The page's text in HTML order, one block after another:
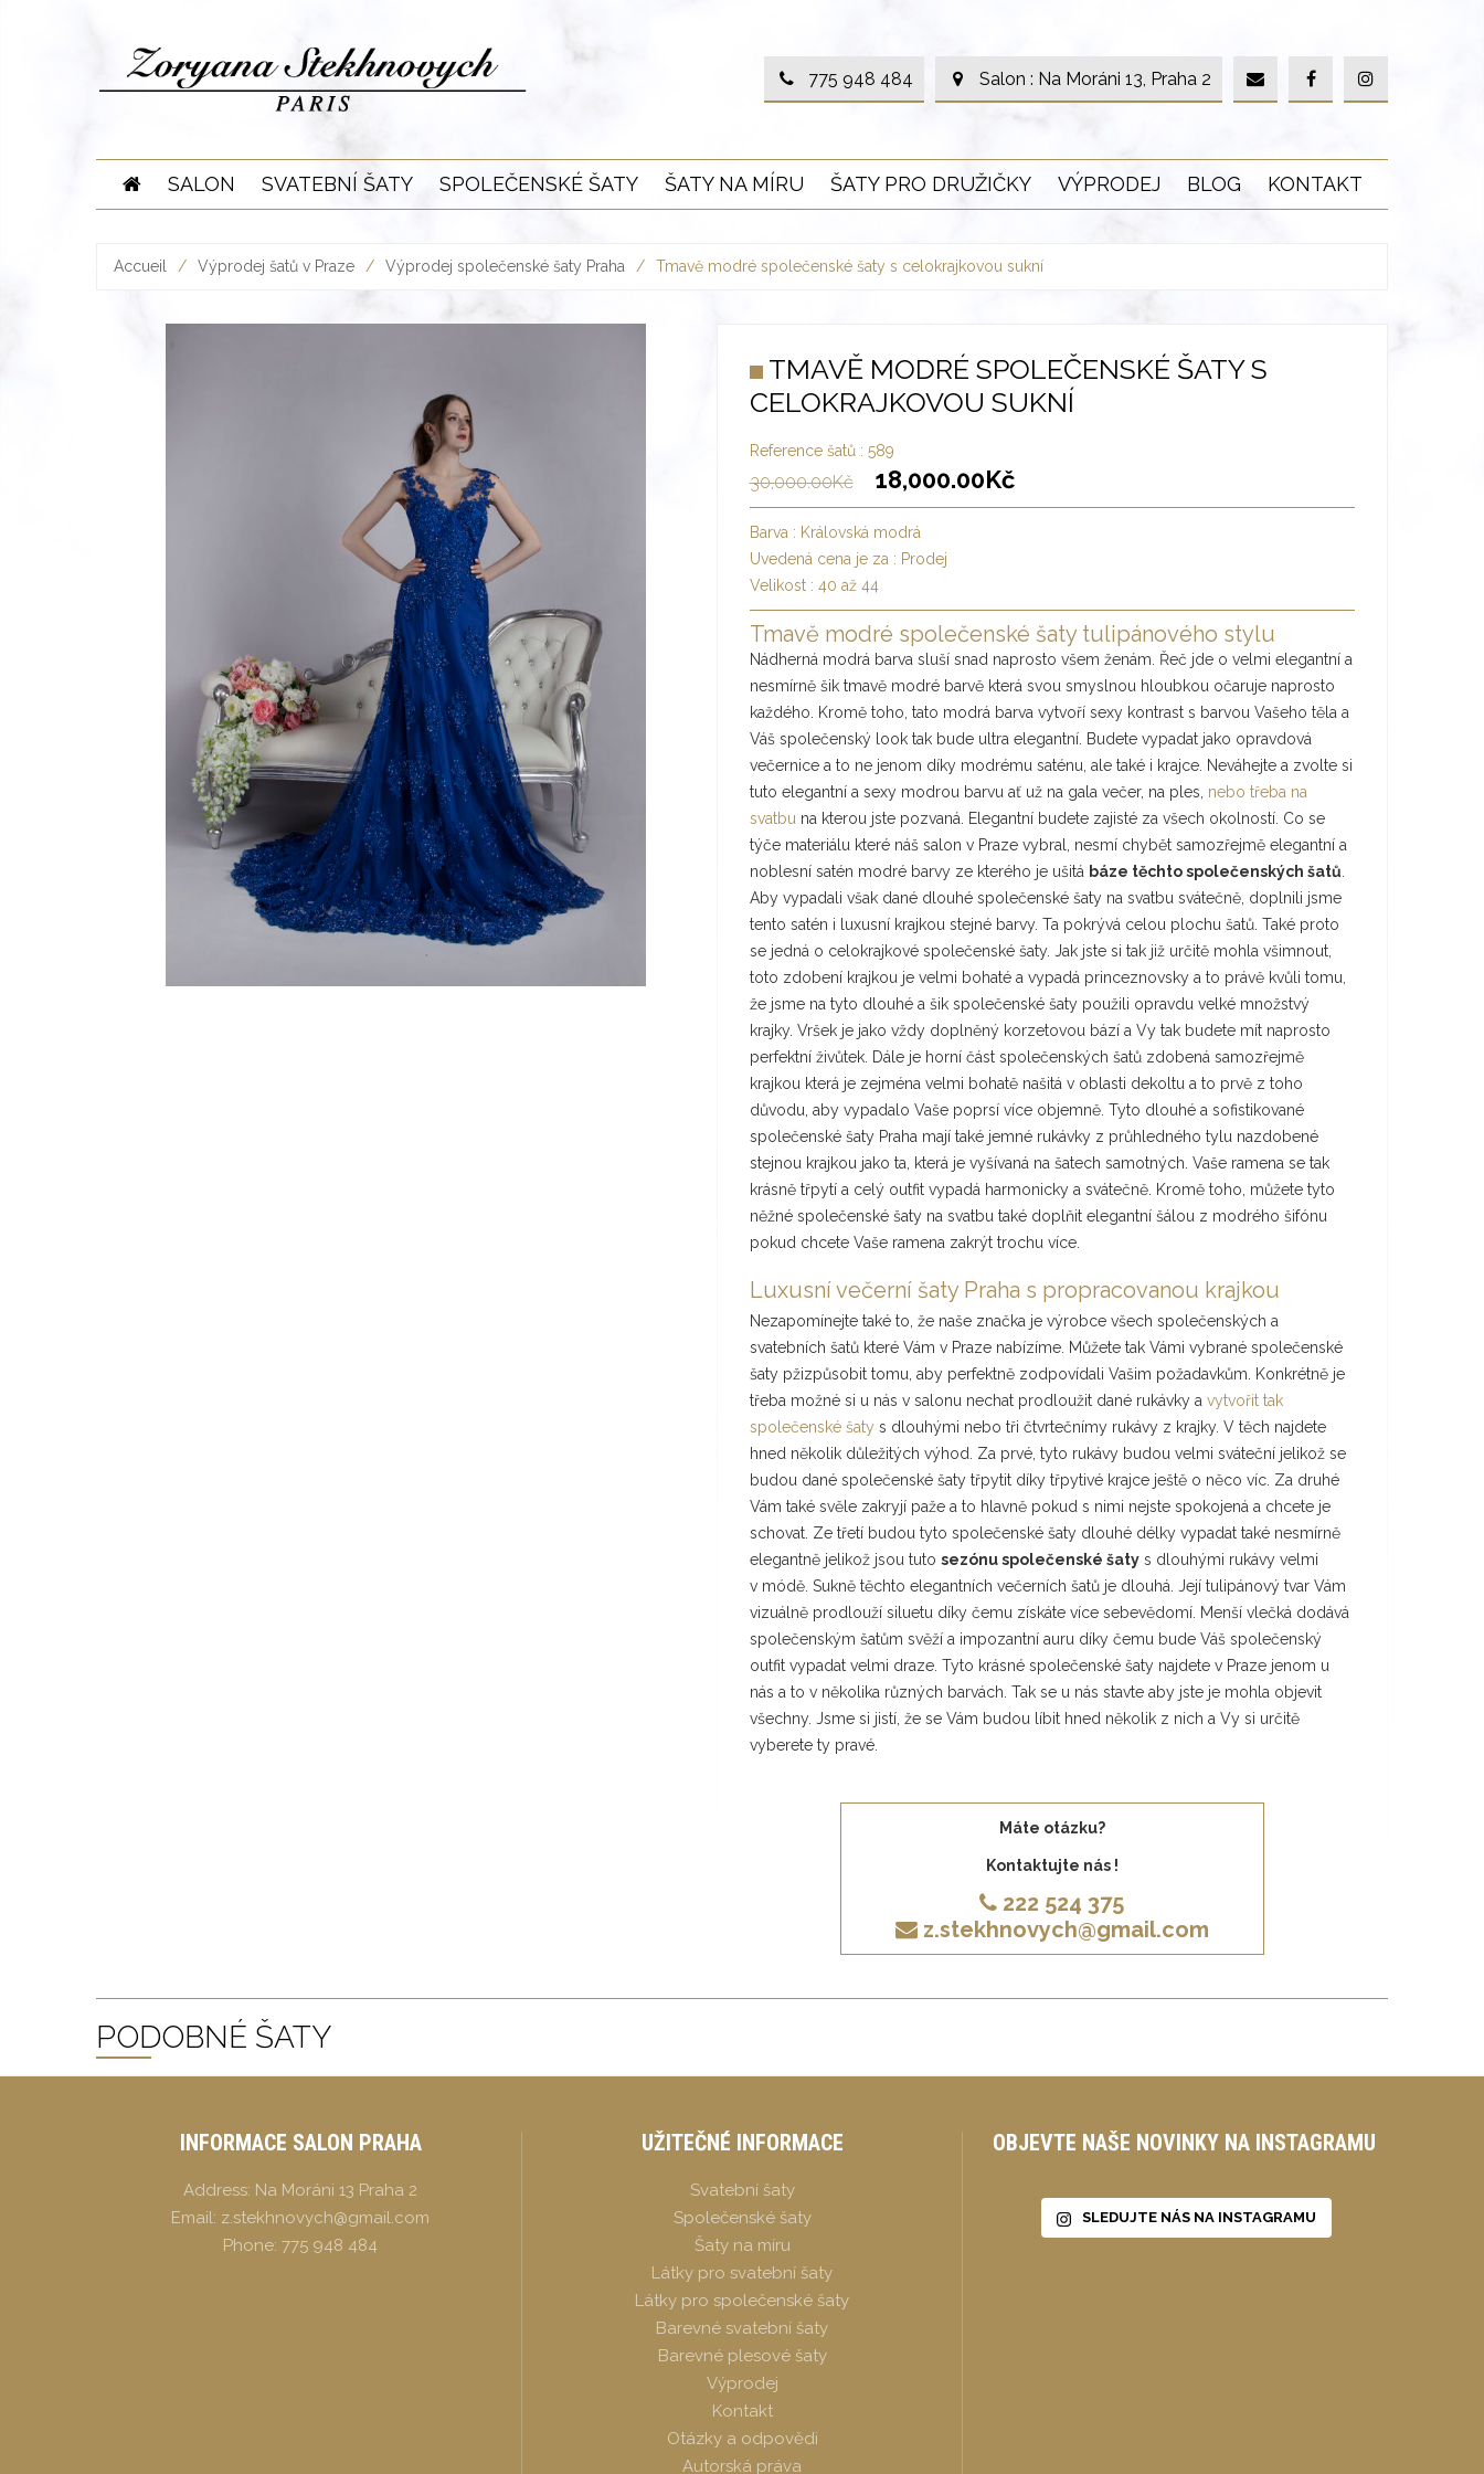
775 948 484 Salon : Na Moráni 13, Praha 2
SALON SVATEBNÍ ŠATY SPOLEČENSKÉ ŠATY ŠATY NA MÍRU ŠATY PRO DRUŽIČKY VÝPRODEJ BLOG KONTAKT
Accueil / Výprodej šatů v Praze / Výprodej společenské šaty Praha / Tmavě modré společenské šaty s celokrajkovou sukní
TMAVĚ MODRÉ SPOLEČENSKÉ ŠATY S
CELOKRAJKOVOU SUKNÍ
Reference šatů : 589
30,000.00Kč 18,000.00Kč
Barva : Královská modrá
Uvedená cena je za : Prodej
Velikost : 40 až 44
Tmavě modré společenské šaty tulipánového stylu
Nádherná modrá barva sluší snad naprosto všem ženám. Řeč jde o velmi elegantní a
nesmírně šik tmavě modré barvě která svou smyslnou hloubkou očaruje naprosto
každého. Kromě toho, tato modrá barva vytvoří sexy kontrast s barvou Vašeho těla a
Váš společenský look tak bude ultra elegantní. Budete vypadat jako opravdová
večernice a to ne jenom díky modrému saténu, ale také i krajce. Neváhejte a zvolte si
tuto elegantní a sexy modrou barvu ať už na gala večer, na ples, nebo třeba na
svatbu na kterou jste pozvaná. Elegantní budete zajisté za všech okolností. Co se
týče materiálu které náš salon v Praze vybral, nesmí chybět samozřejmě elegantní a
noblesní satén modré barvy ze kterého je ušitá báze těchto společenských šatů
Aby vypadali však dané dlouhé společenské šaty na svatbu svátečně, doplnili jsme
tento satén i luxusní krajkou stejné barvy. Ta pokrývá celou plochu šatů. Také proto
se jedná o celokrajkové společenské šaty. Jak jste si tak již určitě mohla všimnout,
toto zdobení krajkou je velmi bohaté a vypadá princeznovsky a to právě kvůli tomu,
že jsme na tyto dlouhé a šik společenské šaty použili opravdu velké množstvý
krajky. Vršek je jako vždy doplněný korzetovou bází a Vy tak budete mít naprosto
perfektní živůtek. Dále je horní část společenských šatů zdobená samozřejmě
krajkou která je zejména velmi bohatě našitá v oblasti dekoltu a to prvě z toho
důvodu, aby vypadalo Vaše poprsí více objemně. Tyto dlouhé a sofistikované
společenské šaty Praha mají také jemné rukávky z průhledného tylu nazdobené
stejnou krajkou jako ta, která je vyšívaná na šatech samotných. Vaše ramena se tak
krásně třpytí a celý outfit vypadá harmonicky a svátečně. Kromě toho, můžete tyto
něžné společenské šaty na svatbu také doplňit elegantní šálou z modrého šifónu
pokud chcete Vaše ramena zakrýt trochu více.
Luxusní večerní šaty Praha s propracovanou krajkou
Nezapomínejte také to, že naše značka je výrobce všech společenských a
svatebních šatů které Vám v Praze nabízíme. Můžete tak Vámi vybrané společenské
šaty pžizpůsobit tomu, aby perfektně zodpovídali Vašim požadavkům. Konkrétně je
třeba možné si u nás v salonu nechat prodloužit dané rukávky a vytvořit tak
společenské šaty s dlouhými nebo tři čtvrtečnímy rukávy z krajky. V těch najdete
hned několik důležitých výhod. Za prvé, tyto rukávy budou velmi sváteční jelikož se
budou dané společenské šaty třpytit díky třpytivé krajce ještě o něco víc. Za druhé
Vám také svěle zakryjí paže a to hlavně pokud s nimi nejste spokojená a chcete je
schovat. Ze třetí budou tyto společenské šaty dlouhé délky vypadat také nesmírně
elegantně jelikož jsou tuto sezónu společenské šatys dlouhými rukávy velmi
v módě. Sukně těchto elegantních večerních šatů je dlouhá. Její tulipánový tvar Vám
vizuálně prodlouží siluetu díky čemu získáte více sebevědomí. Menší vlečká dodává
společenským šatům svěží a impozantní auru díky čemu bude Váš společenský
outfit vypadat velmi draze. Tyto krásné společenské šaty najdete v Praze jenom u
nás a to v několika různých barvách. Tak se u nás stavte aby jste je mohla objevit
všechny. Jsme si jistí, že se Vám budou líbit hned několik z nich a Vy si určitě
vyberete ty pravé.
Máte otázku?
Kontaktujte nás !
222 524 375
z.stekhnovych@gmail.com
PODOBNÉ ŠATY
INFORMACE SALON PRAHA
Address: Na Moráni 13 Praha 2
Email: z.stekhnovych@gmail.com
Phone: 775 948 484
UŽITEČNÉ INFORMACE
Svatební šaty
Společenské šaty
Šaty na míru
Látky pro svatební šaty
Látky pro společenské šaty
Barevné svatební šaty
Barevné plesové šaty
Výprodej
Kontakt
Otázky a odpovědi
Autorská práva
OBJEVTE NAŠE NOVINKY NA INSTAGRAMU
SLEDUJTE NÁS NA INSTAGRAMU